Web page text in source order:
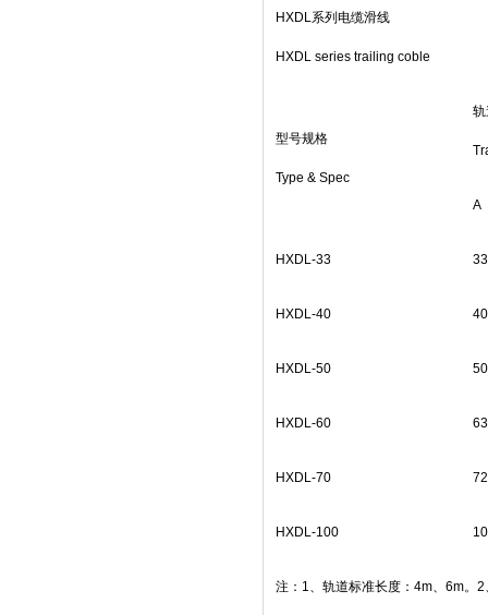
HXDL系列电缆滑线
HXDL series trailing coble
型号规格
Type & Spec
A
HXDL-33 33
HXDL-40 40
HXDL-50 50
HXDL-60 63
HXDL-70 72
HXDL-100
注：1、轨道标准长度：4m、6m。